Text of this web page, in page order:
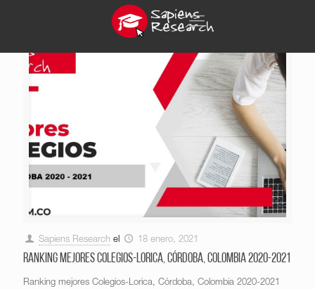
Sapiens Research el 18 enero, 2021
Ranking mejores Colegios-Lorica, Córdoba, Colombia 2020-2021
Ranking mejores Colegios-Lorica, Córdoba, Colombia 2020-2021